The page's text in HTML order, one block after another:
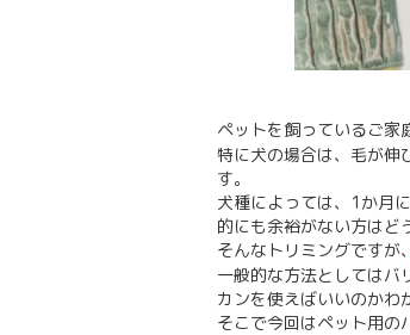
ペットを飼っているご家
特に犬の場合は、毛が伸
す。
犬種によっては、1か月
的にも余裕がない方はど
そんなトリミングですが、
一般的な方法としてはバ
カンを使えばいいのかわ
そこで今回はペット用の